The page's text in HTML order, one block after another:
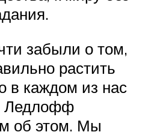
забыли о том,
растить
в каждом из нас
Ледлофф
об этом. Мы